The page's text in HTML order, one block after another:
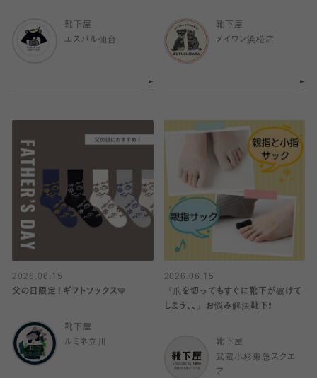
靴下屋
エスパル仙台
靴下屋
メイワン浜松店
2026.06.15
父の日限定！ギフトソックス🤎
靴下屋
ルミネ立川
2026.06.15
『爪を切ってもすぐに靴下が破けて
しまう、、』お悩み解決靴下❗️
靴下屋
武蔵小杉東急スクエ
ア